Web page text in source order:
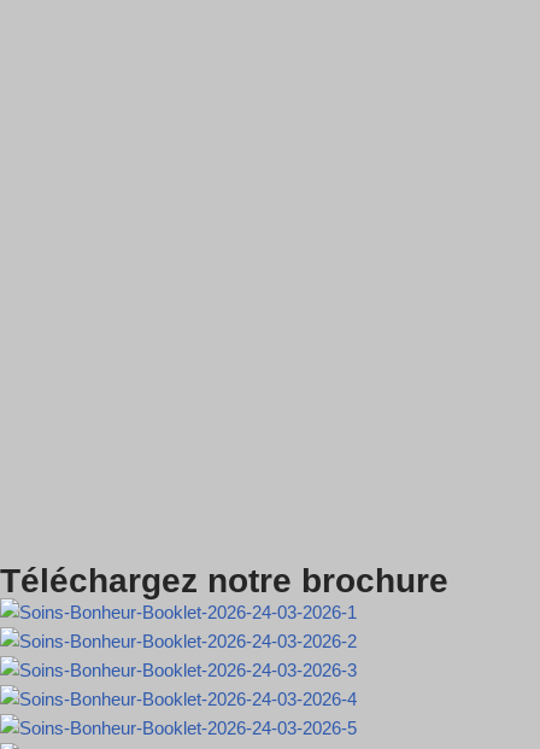
Téléchargez notre brochure